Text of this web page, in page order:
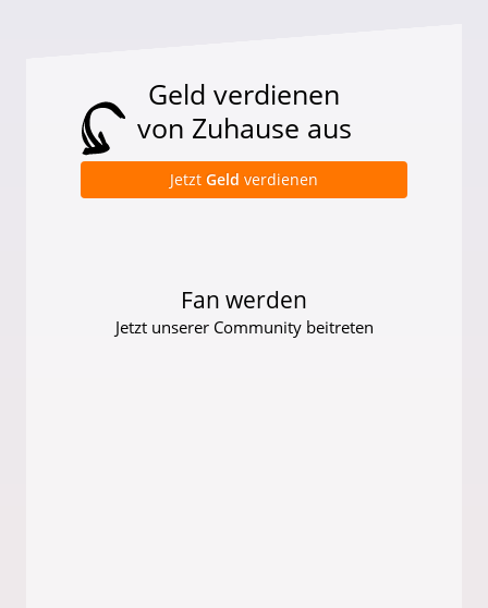
Geld verdienen
von Zuhause aus
Jetzt Geld verdienen
Fan werden
Jetzt unserer Community beitreten